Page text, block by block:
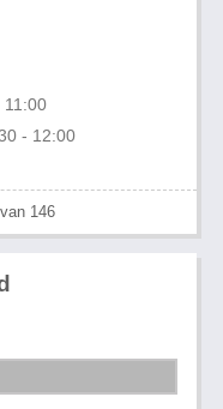
11:00
- 12:00
146